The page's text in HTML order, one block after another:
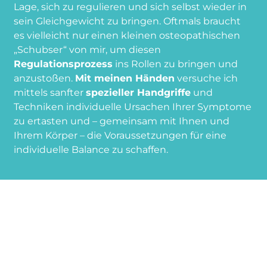
Lage, sich zu regulieren und sich selbst wieder in
sein Gleichgewicht zu bringen. Oftmals braucht
es vielleicht nur einen kleinen osteopathischen
„Schubser“ von mir, um diesen
Regulationsprozess ins Rollen zu bringen und
anzustoßen. Mit meinen Händen versuche ich
mittels sanfterspezieller Handgriffe und
Techniken individuelle Ursachen Ihrer Symptome
zu ertasten und – gemeinsam mit Ihnen und
Ihrem Körper – die Voraussetzungen für eine
individuelle Balance zu schaffen.